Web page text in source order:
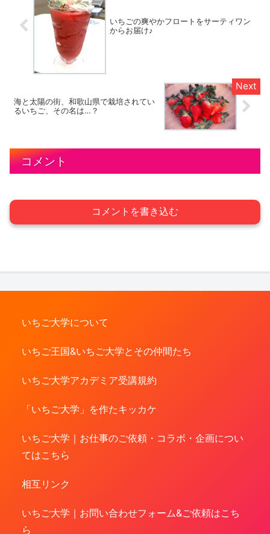
いちごの爽やかフロートをサーティワン
からお届け♪
海と太陽の街、和歌山県で栽培されてい
るいちご、その名は…？
コメント
コメントを書き込む
いちご大学について
いちご王国&いちご大学とその仲間たち
いちご大学アカデミア受講規約
「いちご大学」を作たキッカケ
いちご大学｜お仕事のご依頼・コラボ・企画につい
てはこちら
相互リンク
いちご大学｜お問い合わせフォーム&ご依頼はこち
ら